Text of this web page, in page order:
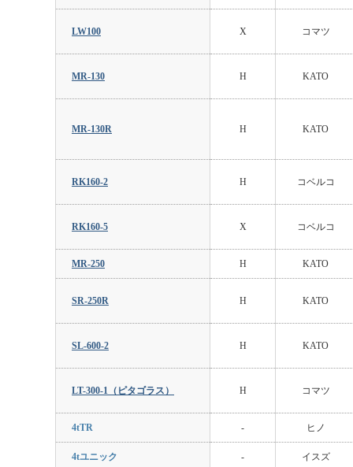
LW100 X コマツ
MR-130 H KATO
MR-130R H KATO
RK160-2 H コベルコ
RK160-5 X コベルコ
MR-250 H KATO
SR-250R H KATO
SL-600-2 H KATO
LT-300-1（ピタゴラス） H コマツ
4tTR - ヒノ
4tユニック - イスズ